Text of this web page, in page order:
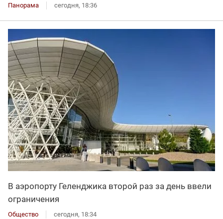
Панорама сегодня, 18:36
В аэропорту Геленджика второй раз за день ввели
ограничения
Общество сегодня, 18:34